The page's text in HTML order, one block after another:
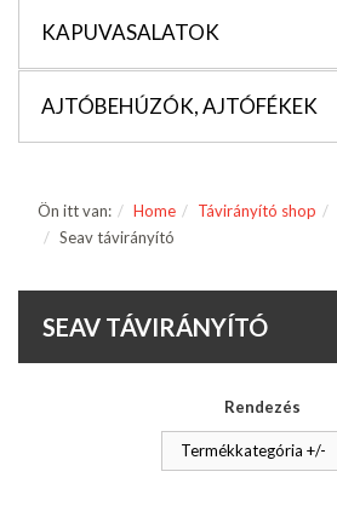
KAPUVASALATOK
AJTÓBEHÚZÓK, AJTÓFÉKEK
Ön itt van: Home Távirányító shop
Seav távirányító
SEAV TÁVIRÁNYÍTÓ
Rendezés
Termékkategória +/-